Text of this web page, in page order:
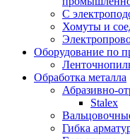
С
Хомуты и
Оборудование по
Обработка металла
Абразивно-
Stalex
Гибка